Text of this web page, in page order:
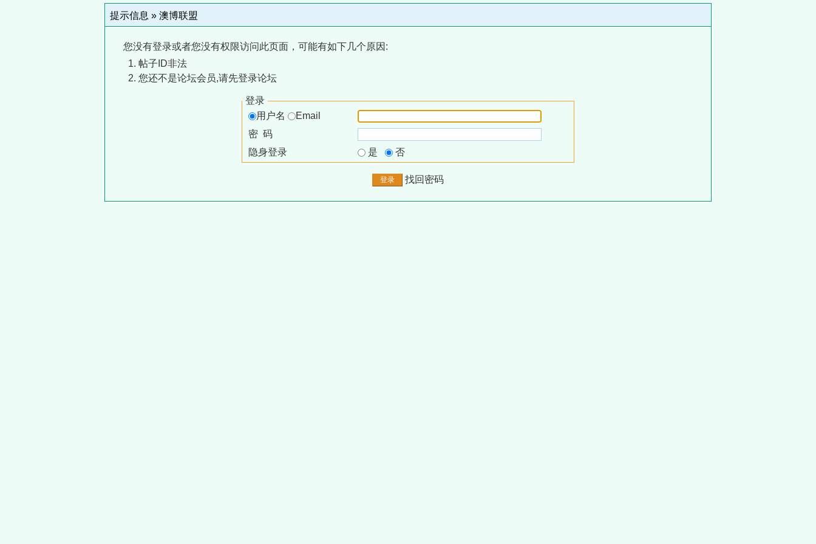
提示信息 » 澳博联盟
您没有登录或者您没有权限访问此页面，可能有如下几个原因:
帖子ID非法
您还不是论坛会员,请先登录论坛
登录
用户名
Email
密 码
隐身登录
是 否
找回密码